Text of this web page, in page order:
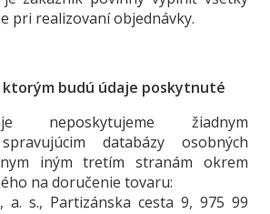
pri realizovaní objednávky.
budú údaje poskytnuté
neposkytujeme žiadnym
databázy osobných
iným tretím stranám okrem
na doručenie tovaru:
a. s., Partizánska cesta 9, 975 99